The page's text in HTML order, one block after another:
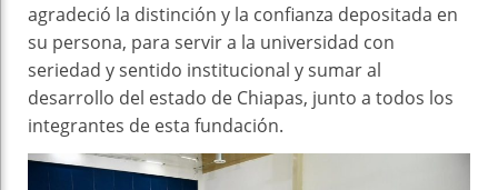
agradeció la distinción y la confianza depositada en
su persona, para servir a la universidad con
seriedad y sentido institucional y sumar al
desarrollo del estado de Chiapas, junto a todos los
integrantes de esta fundación.